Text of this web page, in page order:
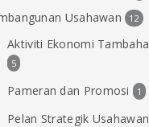
Usahawan 12
Aktiviti Ekonomi Tambaha
5
Pameran dan Promosi 1
Pelan Strategik Usahawan